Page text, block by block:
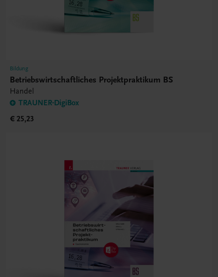
Bildung
Betriebswirtschaftliches Projektpraktikum BS
Handel
TRAUNER-DigiBox
€ 25,23